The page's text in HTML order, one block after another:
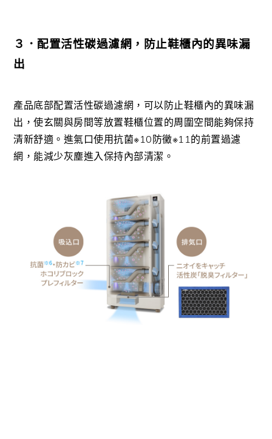
３．配置活性碳過濾網，防止鞋櫃內的異味漏
出
產品底部配置活性碳過濾網，可以防止鞋櫃內的異味漏
出，使玄關與房間等放置鞋櫃位置的周圍空間能夠保持
清新舒適。進氣口使用抗菌※10防黴※11的前置過濾
網，能減少灰塵進入保持內部清潔。